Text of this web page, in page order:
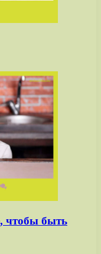
чтобы быть